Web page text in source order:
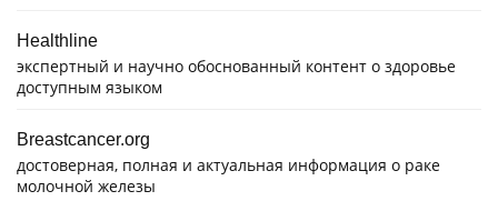
Healthline
экспертный и научно обоснованный контент о здоровье
доступным языком
Breastcancer.org
достоверная, полная и актуальная информация о раке
молочной железы